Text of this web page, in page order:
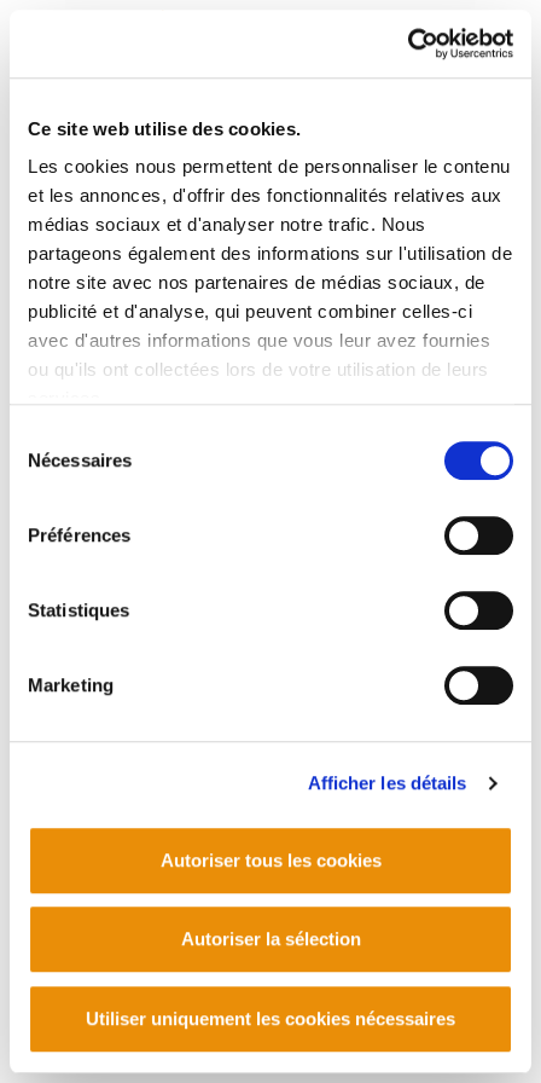
Ce site web utilise des cookies.
Les cookies nous permettent de personnaliser le contenu
et les annonces, d'offrir des fonctionnalités relatives aux
médias sociaux et d'analyser notre trafic. Nous
partageons également des informations sur l'utilisation de
notre site avec nos partenaires de médias sociaux, de
publicité et d'analyse, qui peuvent combiner celles-ci
avec d'autres informations que vous leur avez fournies
ou qu'ils ont collectées lors de votre utilisation de leurs
Nécessaires
Préférences
Statistiques
Marketing
Afficher les détails
Autoriser tous les cookies
Autoriser la sélection
Utiliser uniquement les cookies nécessaires
ELA Astekaria 42
ELA Astekaria 42.PDF1.3 MB
PLAN DU SITE ACCESSIBILITÉ CONTACT
Manu Robles-Arangiz Institutua Fundazioa
Corderliers karrika 20 - 64100 Baiona -
Contact